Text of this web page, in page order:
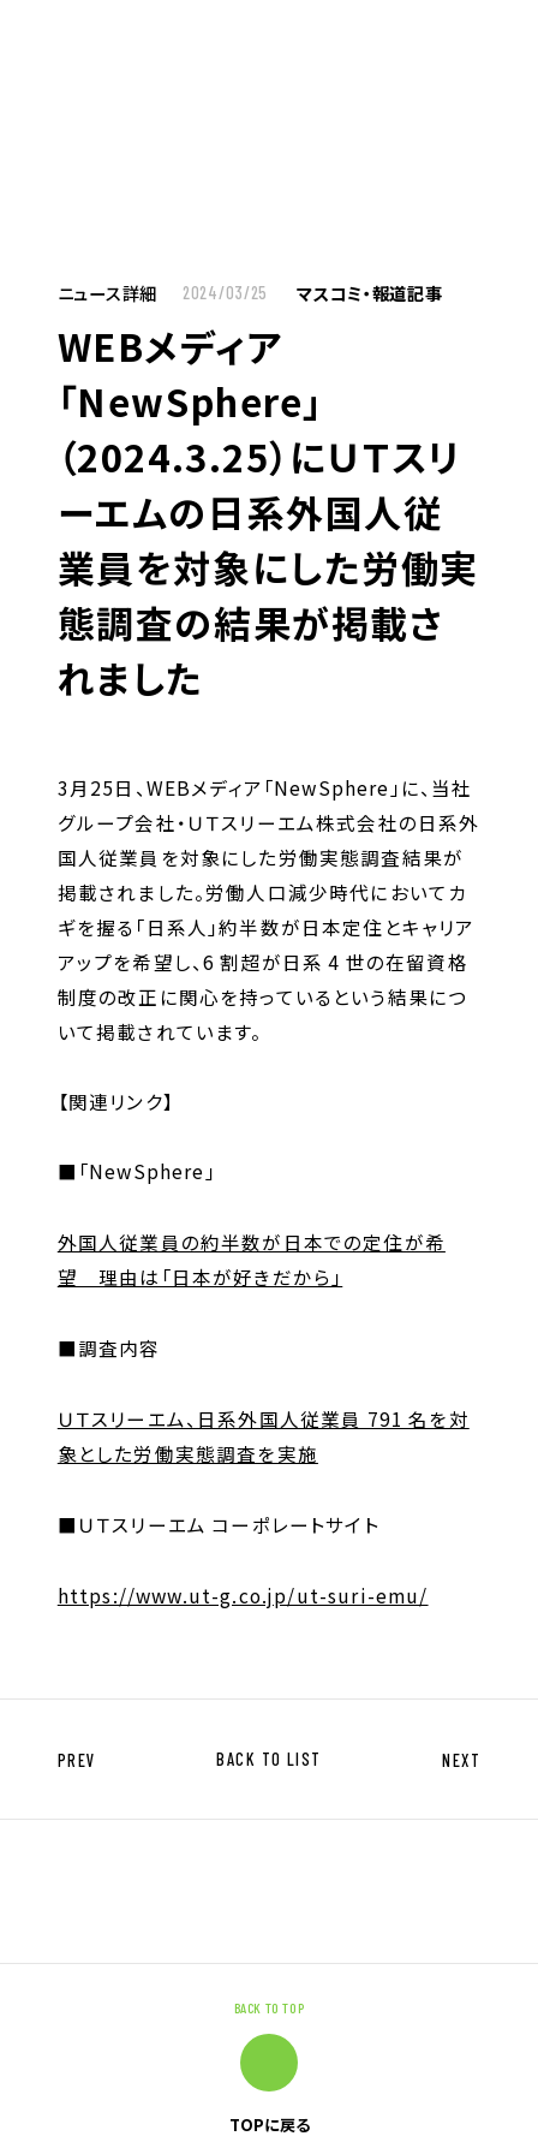
お仕事をお探しの方へ
お仕事をお探しの方へTOP
はたらく人への想い
UTグループの歩み
キャリア形成支援
求人サイト 貯まるワークはこちらか
ら
企業のご担当者様へ
企業のご担当者様へTOP
サービス・ソリューション一覧
事例紹介
サービスに関するお問い合わせ
人材派遣・請負に関して
WEB お問い合わせ
中途採用に関して
投資家情報に関して
サステナビリティ
サステナビリティTOP
ニュース詳細 2024/03/25 マスコミ・報道記事
WEBメディア
「NewSphere」
（2024.3.25）にＵＴスリ
ーエムの日系外国人従
業員を対象にした労働実
態調査の結果が掲載さ
れました
3月25日、WEBメディア「NewSphere」に、当社
グループ会社・ＵＴスリーエム株式会社の日系外
国人従業員を対象にした労働実態調査結果が
掲載されました。労働人口減少時代においてカ
ギを握る「日系人」約半数が日本定住とキャリア
アップを希望し、6 割超が日系 4 世の在留資格
制度の改正に関心を持っているという結果につ
いて掲載されています。
【関連リンク】
■「NewSphere」
外国人従業員の約半数が日本での定住が希
望 理由は「日本が好きだから」
■調査内容
ＵＴスリーエム、日系外国人従業員 791 名を対
象とした労働実態調査を実施
■ＵＴスリーエム コーポレートサイト
https://www.ut-g.co.jp/ut-suri-emu/
PREV BACK TO LIST NEXT
BACK TO TOP
TOPに戻る